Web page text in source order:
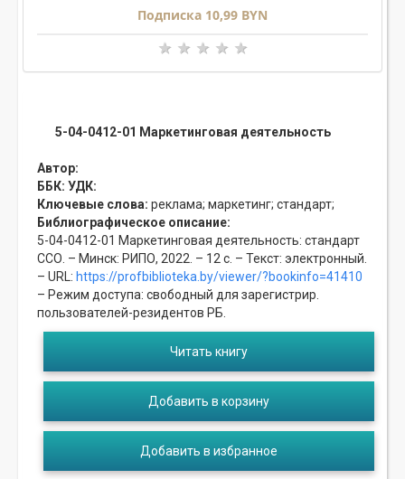
Подписка 10,99 BYN
5-04-0412-01 Маркетинговая деятельность
Автор:
ББК: УДК:
Ключевые слова: реклама; маркетинг; стандарт;
Библиографическое описание:
5-04-0412-01 Маркетинговая деятельность: стандарт
ССО. – Минск: РИПО, 2022. – 12 с. – Текст: электронный.
– URL: https://profbiblioteka.by/viewer/?bookinfo=41410
– Режим доступа: свободный для зарегистрир.
пользователей-резидентов РБ.
Читать книгу
Добавить в корзину
Добавить в избранное